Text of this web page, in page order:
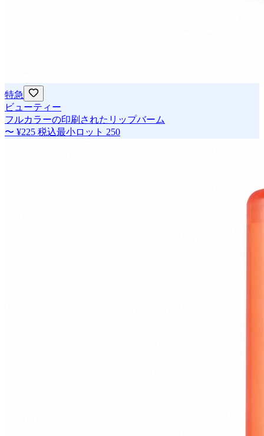
特急
ビューティー
フルカラーの印刷されたリップバーム
〜 ¥225 税込最小ロット 250